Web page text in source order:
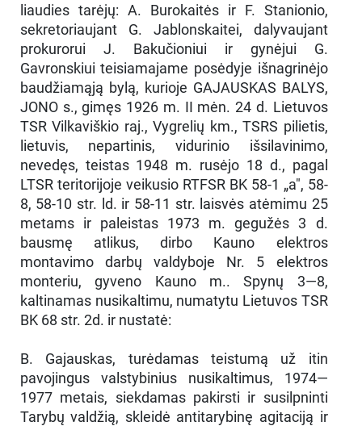
liaudies tarėjų: A. Burokaitės ir F. Stanionio,
sekretoriaujant G. Jablonskaitei, dalyvaujant
prokurorui J. Bakučioniui ir gynėjui G.
Gavronskiui teisiamajame posėdyje išnagrinėjo
baudžiamąją bylą, kurioje GAJAUSKAS BALYS,
JONO s., gimęs 1926 m. II mėn. 24 d. Lietuvos
TSR Vilkaviškio raj., Vygrelių km., TSRS pilietis,
lietuvis, nepartinis, vidurinio išsilavinimo,
nevedęs, teistas 1948 m. rusėjo 18 d., pagal
LTSR teritorijoje veikusio RTFSR BK 58-1 „a", 58-
8, 58-10 str. ld. ir 58-11 str. laisvės atėmimu 25
metams ir paleistas 1973 m. gegužės 3 d.
bausmę atlikus, dirbo Kauno elektros
montavimo darbų valdyboje Nr. 5 elektros
monteriu, gyveno Kauno m.. Spynų 3—8,
kaltinamas nusikaltimu, numatytu Lietuvos TSR
BK 68 str. 2d. ir nustatė:
B. Gajauskas, turėdamas teistumą už itin
pavojingus valstybinius nusikaltimus, 1974—
1977 metais, siekdamas pakirsti ir susilpninti
Tarybų valdžią, skleidė antitarybinę agitaciją ir